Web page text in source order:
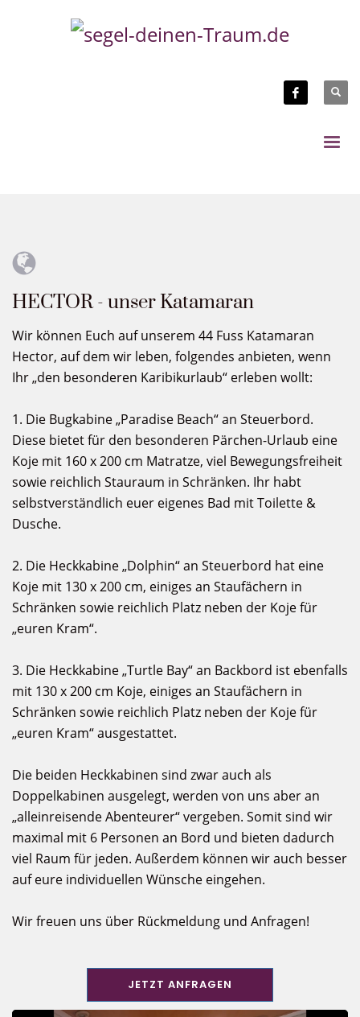
HECTOR - unser Katamaran
Wir können Euch auf unserem 44 Fuss Katamaran
Hector, auf dem wir leben, folgendes anbieten, wenn
Ihr „den besonderen Karibikurlaub“ erleben wollt:
1. Die Bugkabine „Paradise Beach“ an Steuerbord.
Diese bietet für den besonderen Pärchen-Urlaub eine
Koje mit 160 x 200 cm Matratze, viel Bewegungsfreiheit
sowie reichlich Stauraum in Schränken. Ihr habt
selbstverständlich euer eigenes Bad mit Toilette &
Dusche.
2. Die Heckkabine „Dolphin“ an Steuerbord hat eine
Koje mit 130 x 200 cm, einiges an Staufächern in
Schränken sowie reichlich Platz neben der Koje für
„euren Kram“.
3. Die Heckkabine „Turtle Bay“ an Backbord ist ebenfalls
mit 130 x 200 cm Koje, einiges an Staufächern in
Schränken sowie reichlich Platz neben der Koje für
„euren Kram“ ausgestattet.
Die beiden Heckkabinen sind zwar auch als
Doppelkabinen ausgelegt, werden von uns aber an
„alleinreisende Abenteurer“ vergeben. Somit sind wir
maximal mit 6 Personen an Bord und bieten dadurch
viel Raum für jeden. Außerdem können wir auch besser
auf eure individuellen Wünsche eingehen.
Wir freuen uns über Rückmeldung und Anfragen!
JETZT ANFRAGEN